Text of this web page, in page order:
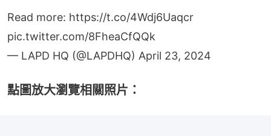
Read more: https://t.co/4Wdj6Uaqcr
pic.twitter.com/8FheaCfQQk
— LAPD HQ (@LAPDHQ) April 23, 2024
點圖放大瀏覽相關照片：